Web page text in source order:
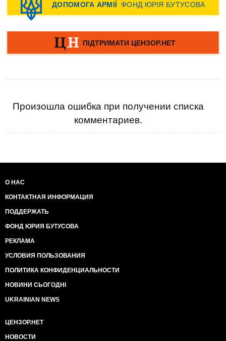
Произошла ошибка при получении списка
комментариев.
О НАС
КОНТАКТНАЯ ИНФОРМАЦИЯ
ПОДДЕРЖАТЬ
ФОНД ЮРИЯ БУТУСОВА
РЕКЛАМА
УСЛОВИЯ ПОЛЬЗОВАНИЯ
ПОЛИТИКА КОНФИДЕНЦИАЛЬНОСТИ
НОВИНИ СЬОГОДНІ
UKRAINIAN NEWS
ЦЕНЗОР.НЕТ
НОВОСТИ